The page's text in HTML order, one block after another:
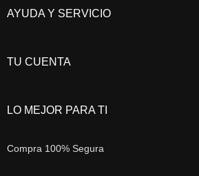
AYUDA Y SERVICIO
TU CUENTA
LO MEJOR PARA TI
Compra 100% Segura